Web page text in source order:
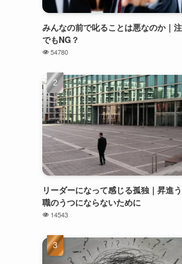
みんなの前で叱ることは悪なのか｜
でもNG？
54780
リーダーになって感じる孤独｜昇進
職のうつにならないために
14543